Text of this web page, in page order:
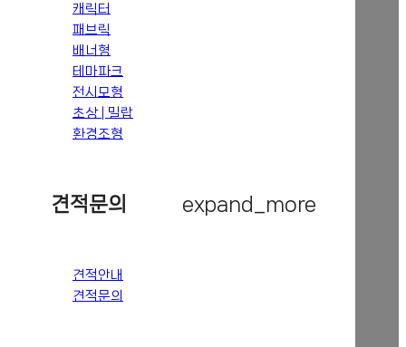
캐릭터
패브릭
배너형
테마파크
전시모형
초상 | 밀랍
환경조형
견적문의 expand_more
견적안내
견적문의